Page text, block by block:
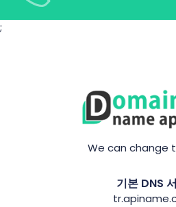
;
We can change
기본 DNS